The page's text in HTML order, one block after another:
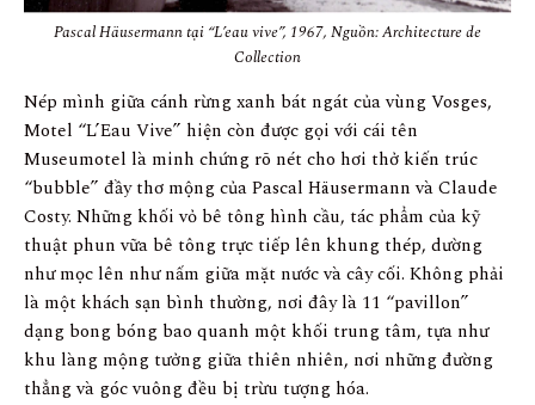
Pascal Häusermann tại “L’eau vive”, 1967, Nguồn: Architecture de
Collection
Nép mình giữa cánh rừng xanh bát ngát của vùng Vosges,
Motel “L’Eau Vive” hiện còn được gọi với cái tên
Museumotel là minh chứng rõ nét cho hơi thở kiến trúc
“bubble” đầy thơ mộng của Pascal Häusermann và Claude
Costy. Những khối vỏ bê tông hình cầu, tác phẩm của kỹ
thuật phun vữa bê tông trực tiếp lên khung thép, dường
như mọc lên như nấm giữa mặt nước và cây cối. Không phải
là một khách sạn bình thường, nơi đây là 11 “pavillon”
dạng bong bóng bao quanh một khối trung tâm, tựa như
khu làng mộng tưởng giữa thiên nhiên, nơi những đường
thẳng và góc vuông đều bị trừu tượng hóa.